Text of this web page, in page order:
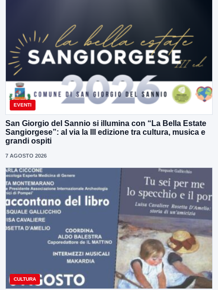
EVENTI
San Giorgio del Sannio si illumina con “La Bella Estate
Sangiorgese”: al via la III edizione tra cultura, musica e
grandi ospiti
7 AGOSTO 2026
CULTURA